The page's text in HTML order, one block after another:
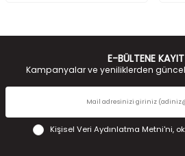
E-BÜLTENE
Kampanyalar ve yeniliklerden
Kişisel Veri Aydınlatma Metni'ni,